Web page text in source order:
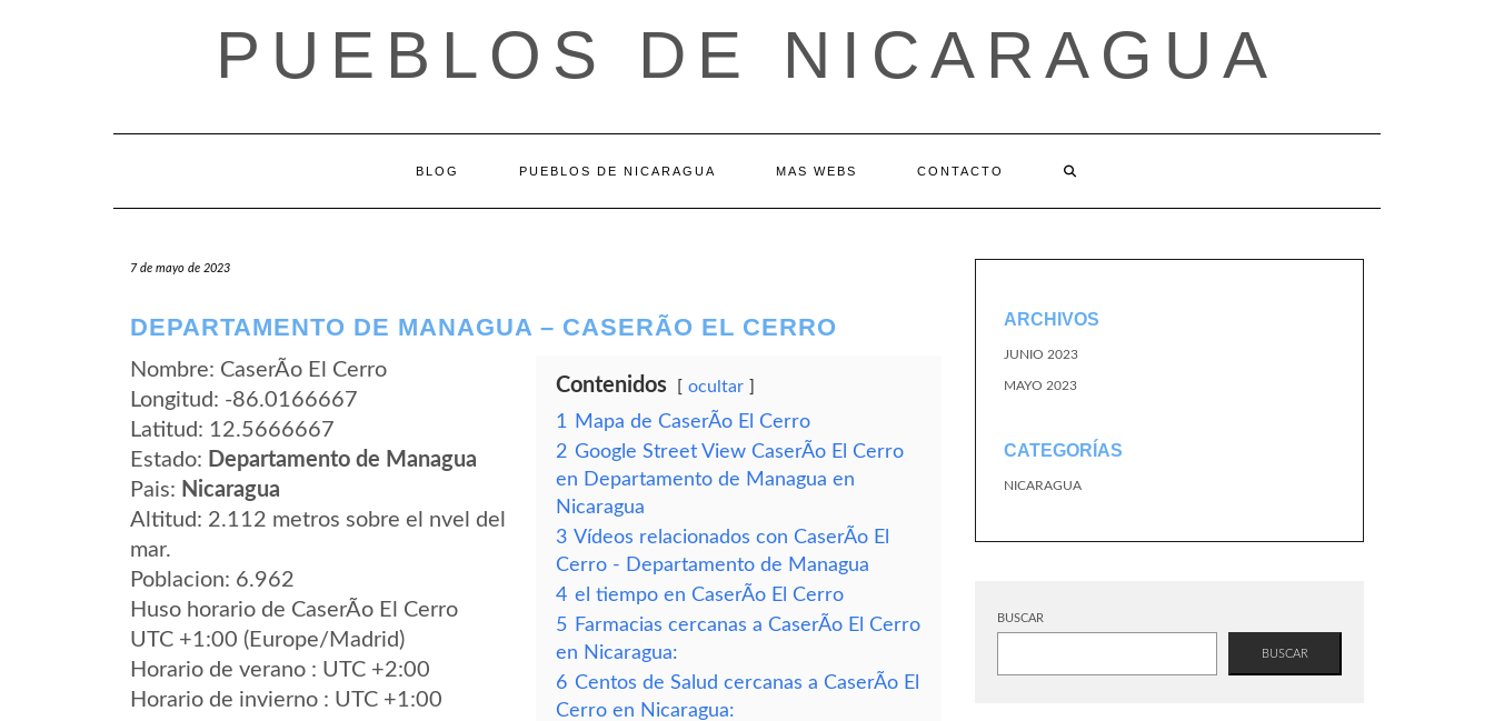
PUEBLOS DE NICARAGUA
BLOG PUEBLOS DE NICARAGUA MAS WEBS CONTACTO
7 de mayo de 2023
DEPARTAMENTO DE MANAGUA – CASERÃ­O EL CERRO
Nombre: CaserÃ­o El Cerro
Longitud: -86.0166667
Latitud: 12.5666667
Estado: Departamento de Managua
Pais: Nicaragua
Altitud: 2.112 metros sobre el nvel del
mar.
Poblacion: 6.962
Huso horario de CaserÃ­o El Cerro
UTC +1:00 (Europe/Madrid)
Horario de verano : UTC +2:00
Horario de invierno : UTC +1:00
Contenidos ocultar
1
Mapa de CaserÃ­o El Cerro
2 Google Street View CaserÃ­o El Cerro
en Departamento de Managua en
Nicaragua
3 Vídeos relacionados con CaserÃ­o El
Cerro - Departamento de Managua
4 el tiempo en CaserÃ­o El Cerro
5 Farmacias cercanas a CaserÃ­o El Cerro
en Nicaragua:
6 Centos de Salud cercanas a CaserÃ­o El
Cerro en Nicaragua:
ARCHIVOS
JUNIO 2023
MAYO 2023
CATEGORÍAS
NICARAGUA
BUSCAR
BUSCAR